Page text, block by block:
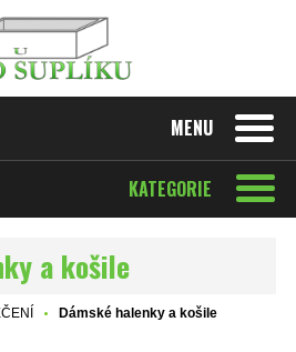
MENU
KATEGORIE
a košile
Dámské halenky a košile